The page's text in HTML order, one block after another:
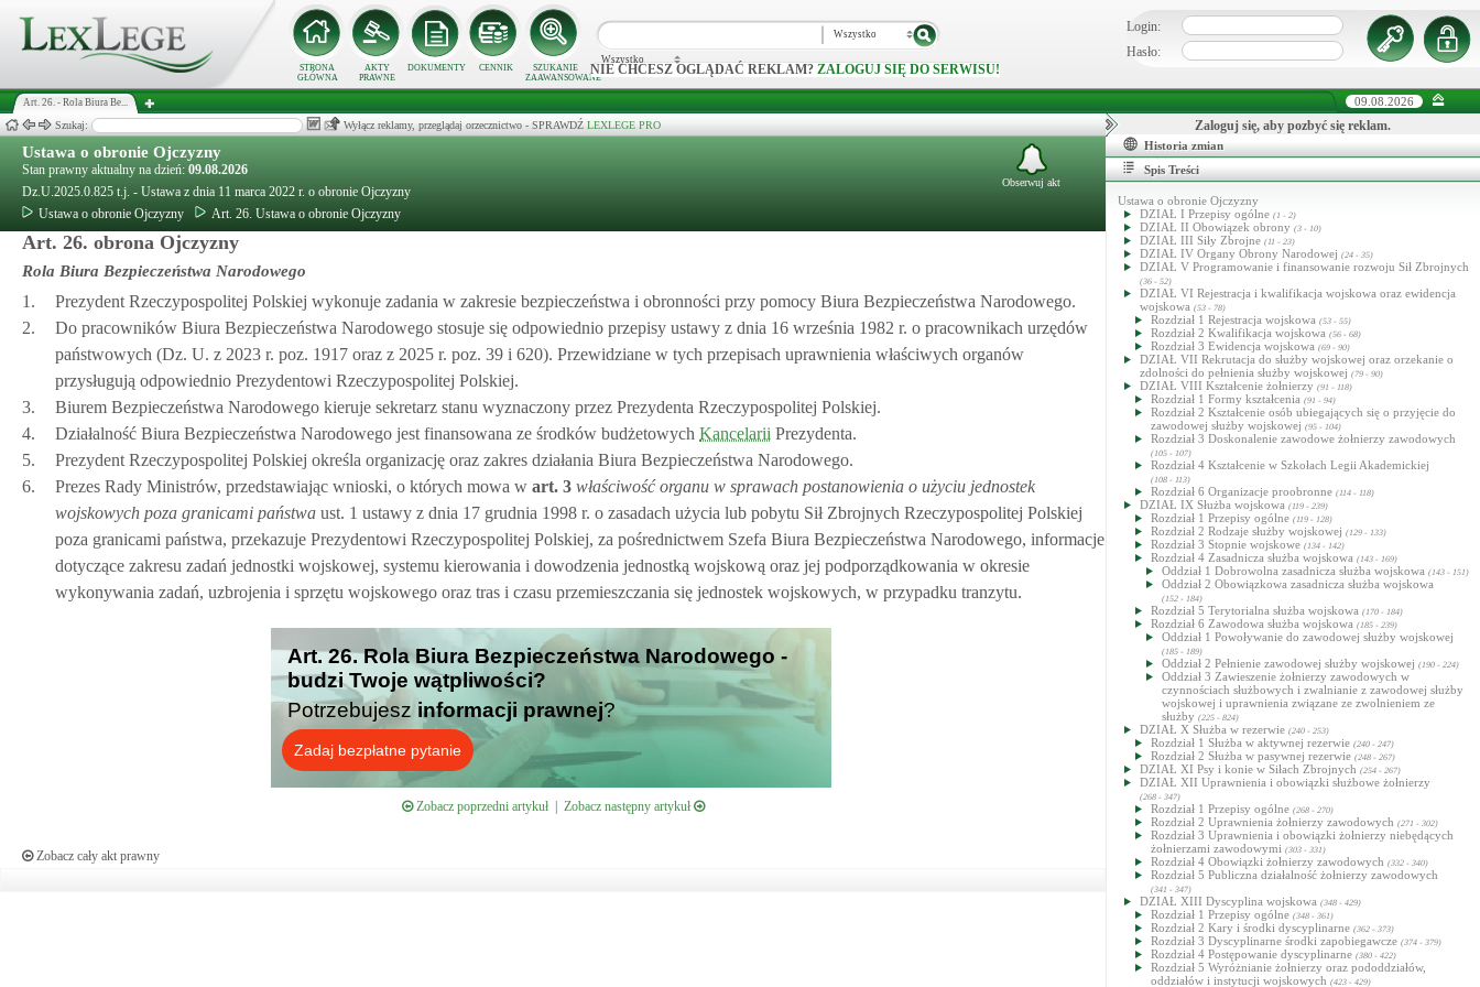
STRONA
GŁÓWNA
AKTY
PRAWNE
DOKUMENTY CENNIK
SZUKANIE
ZAAWANSOWANE
Wszystko
Wszystko
NIE CHCESZ OGLĄDAĆ REKLAM? ZALOGUJ SIĘ DO SERWISU!
Login:
Hasło:
Art. 26. - Rola Biura Be... 09.08.2026
Szukaj: Wyłącz reklamy, przeglądaj orzecznictwo - SPRAWDŹ LEXLEGE PRO
Ustawa o obronie Ojczyzny
Stan prawny aktualny na dzień: 09.08.2026
Dz.U.2025.0.825 t.j. - Ustawa z dnia 11 marca 2022 r. o obronie Ojczyzny
Ustawa o obronie Ojczyzny
Art. 26. Ustawa o obronie Ojczyzny
Obserwuj akt
Art. 26. obrona Ojczyzny
Rola Biura Bezpieczeństwa Narodowego
1.
Prezydent Rzeczypospolitej Polskiej wykonuje zadania w zakresie bezpieczeństwa i obronności przy pomocy Biura Bezpieczeństwa Narodowego.
2.
Do pracowników Biura Bezpieczeństwa Narodowego stosuje się odpowiednio przepisy ustawy z dnia 16 września 1982 r. o pracownikach urzędów
państwowych (Dz. U. z 2023 r. poz. 1917 oraz z 2025 r. poz. 39 i 620). Przewidziane w tych przepisach uprawnienia właściwych organów
przysługują odpowiednio Prezydentowi Rzeczypospolitej Polskiej.
3.
Biurem Bezpieczeństwa Narodowego kieruje sekretarz stanu wyznaczony przez Prezydenta Rzeczypospolitej Polskiej.
4.
Działalność Biura Bezpieczeństwa Narodowego jest finansowana ze środków budżetowych Kancelarii Prezydenta.
5.
Prezydent Rzeczypospolitej Polskiej określa organizację oraz zakres działania Biura Bezpieczeństwa Narodowego.
6.
Prezes Rady Ministrów, przedstawiając wnioski, o których mowa w art. 3 właściwość organu w sprawach postanowienia o użyciu jednostek
wojskowych poza granicami państwa ust. 1 ustawy z dnia 17 grudnia 1998 r. o zasadach użycia lub pobytu Sił Zbrojnych Rzeczypospolitej Polskiej
poza granicami państwa, przekazuje Prezydentowi Rzeczypospolitej Polskiej, za pośrednictwem Szefa Biura Bezpieczeństwa Narodowego, informacje
dotyczące zakresu zadań jednostki wojskowej, systemu kierowania i dowodzenia jednostką wojskową oraz jej podporządkowania w okresie
wykonywania zadań, uzbrojenia i sprzętu wojskowego oraz tras i czasu przemieszczania się jednostek wojskowych, w przypadku tranzytu.
Art. 26. Rola Biura Bezpieczeństwa Narodowego -
budzi Twoje wątpliwości?
Potrzebujesz informacji prawnej?
Zadaj bezpłatne pytanie
Zobacz poprzedni artykuł| Zobacz następny artykuł
Zobacz cały akt prawny
Zaloguj się, aby pozbyć się reklam.
Historia zmian
Spis Treści
Ustawa o obronie Ojczyzny
DZIAŁ I Przepisy ogólne (1 - 2)
DZIAŁ II Obowiązek obrony (3 - 10)
DZIAŁ III Siły Zbrojne (11 - 23)
DZIAŁ IV Organy Obrony Narodowej (24 - 35)
DZIAŁ V Programowanie i finansowanie rozwoju Sił Zbrojnych
(36 - 52)
DZIAŁ VI Rejestracja i kwalifikacja wojskowa oraz ewidencja
wojskowa (53 - 78)
Rozdział 1 Rejestracja wojskowa (53 - 55)
Rozdział 2 Kwalifikacja wojskowa (56 - 68)
Rozdział 3 Ewidencja wojskowa (69 - 90)
DZIAŁ VII Rekrutacja do służby wojskowej oraz orzekanie o
zdolności do pełnienia służby wojskowej (79 - 90)
DZIAŁ VIII Kształcenie żołnierzy (91 - 118)
Rozdział 1 Formy kształcenia (91 - 94)
Rozdział 2 Kształcenie osób ubiegających się o przyjęcie do
zawodowej służby wojskowej (95 - 104)
Rozdział 3 Doskonalenie zawodowe żołnierzy zawodowych
(105 - 107)
Rozdział 4 Kształcenie w Szkołach Legii Akademickiej
(108 - 113)
Rozdział 6 Organizacje proobronne (114 - 118)
DZIAŁ IX Służba wojskowa (119 - 239)
Rozdział 1 Przepisy ogólne (119 - 128)
Rozdział 2 Rodzaje służby wojskowej (129 - 133)
Rozdział 3 Stopnie wojskowe (134 - 142)
Rozdział 4 Zasadnicza służba wojskowa (143 - 169)
Oddział 1 Dobrowolna zasadnicza służba wojskowa (143 - 151)
Oddział 2 Obowiązkowa zasadnicza służba wojskowa
(152 - 184)
Rozdział 5 Terytorialna służba wojskowa (170 - 184)
Rozdział 6 Zawodowa służba wojskowa (185 - 239)
Oddział 1 Powoływanie do zawodowej służby wojskowej
(185 - 189)
Oddział 2 Pełnienie zawodowej służby wojskowej (190 - 224)
Oddział 3 Zawieszenie żołnierzy zawodowych w
czynnościach służbowych i zwalnianie z zawodowej służby
wojskowej i uprawnienia związane ze zwolnieniem ze
służby (225 - 824)
DZIAŁ X Służba w rezerwie (240 - 253)
Rozdział 1 Służba w aktywnej rezerwie (240 - 247)
Rozdział 2 Służba w pasywnej rezerwie (248 - 267)
DZIAŁ XI Psy i konie w Siłach Zbrojnych (254 - 267)
DZIAŁ XII Uprawnienia i obowiązki służbowe żołnierzy
(268 - 347)
Rozdział 1 Przepisy ogólne (268 - 270)
Rozdział 2 Uprawnienia żołnierzy zawodowych (271 - 302)
Rozdział 3 Uprawnienia i obowiązki żołnierzy niebędących
żołnierzami zawodowymi (303 - 331)
Rozdział 4 Obowiązki żołnierzy zawodowych (332 - 340)
Rozdział 5 Publiczna działalność żołnierzy zawodowych
(341 - 347)
DZIAŁ XIII Dyscyplina wojskowa (348 - 429)
Rozdział 1 Przepisy ogólne (348 - 361)
Rozdział 2 Kary i środki dyscyplinarne (362 - 373)
Rozdział 3 Dyscyplinarne środki zapobiegawcze (374 - 379)
Rozdział 4 Postępowanie dyscyplinarne (380 - 422)
Rozdział 5 Wyróżnianie żołnierzy oraz pododdziałów,
oddziałów i instytucji wojskowych (423 - 429)